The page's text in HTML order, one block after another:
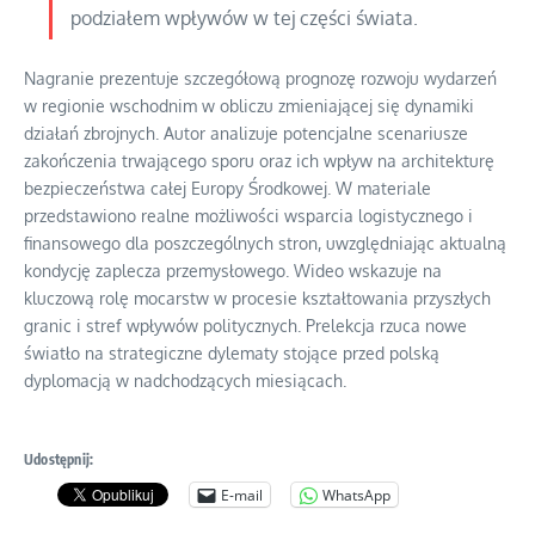
podziałem wpływów w tej części świata.
Nagranie prezentuje szczegółową prognozę rozwoju wydarzeń
w regionie wschodnim w obliczu zmieniającej się dynamiki
działań zbrojnych. Autor analizuje potencjalne scenariusze
zakończenia trwającego sporu oraz ich wpływ na architekturę
bezpieczeństwa całej Europy Środkowej. W materiale
przedstawiono realne możliwości wsparcia logistycznego i
finansowego dla poszczególnych stron, uwzględniając aktualną
kondycję zaplecza przemysłowego. Wideo wskazuje na
kluczową rolę mocarstw w procesie kształtowania przyszłych
granic i stref wpływów politycznych. Prelekcja rzuca nowe
światło na strategiczne dylematy stojące przed polską
dyplomacją w nadchodzących miesiącach.
Udostępnij:
E-mail WhatsApp